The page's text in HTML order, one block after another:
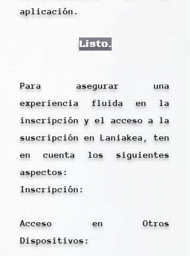
aplicación.
Listo.
Para asegurar una
experiencia fluida en la
inscripción y el acceso a la
suscripción en Laniakea, ten
en cuenta los siguientes
aspectos:
Inscripción:​
Acceso en Otros
Dispositivos: